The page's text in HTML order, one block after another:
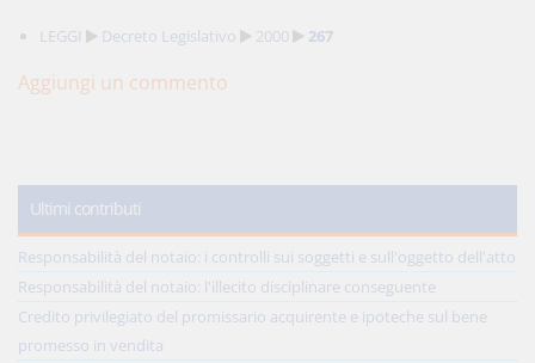
LEGGI Decreto Legislativo 2000 267
Aggiungi un commento
Ultimi contributi
Responsabilità del notaio: i controlli sui soggetti e sull'oggetto dell'atto
Responsabilità del notaio: l'illecito disciplinare conseguente
Credito privilegiato del promissario acquirente e ipoteche sul bene
promesso in vendita